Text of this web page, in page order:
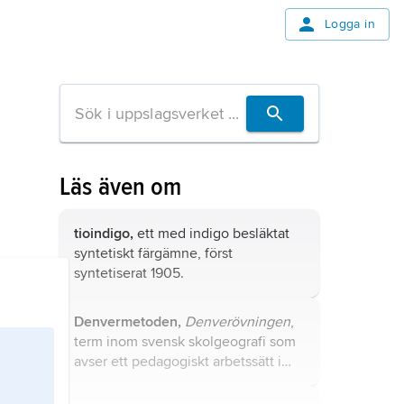
Logga in
Läs även om
tioindigo, ett med indigo besläktat
syntetiskt färgämne, först
syntetiserat 1905.
Denvermetoden, Denverövningen,
term inom svensk skolgeografi som
avser ett pedagogiskt arbetssätt i